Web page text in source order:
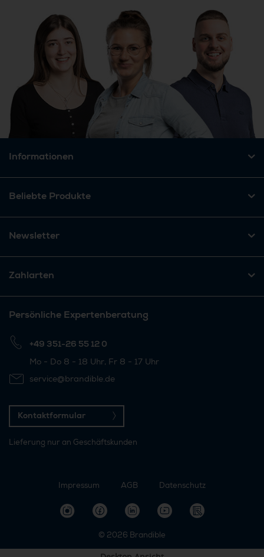
Informationen
Beliebte Produkte
Newsletter
Zahlarten
Persönliche Expertenberatung
+49 351-26 55 12 0
Mo - Do 8 - 18 Uhr, Fr 8 - 17 Uhr
service@brandible.de
Kontaktformular
Lieferung nur an Geschäftskunden
Impressum AGB Datenschutz
© 2026 Brandible